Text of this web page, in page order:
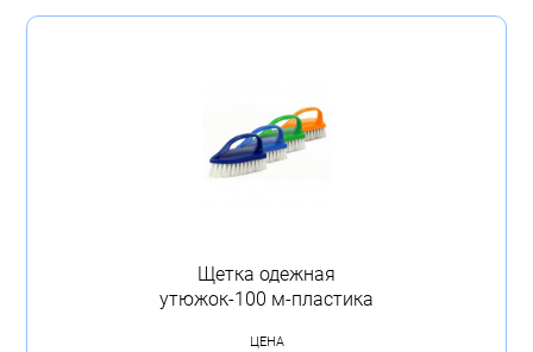
Щетка одежная
утюжок-100 м-пластика
ЦЕНА